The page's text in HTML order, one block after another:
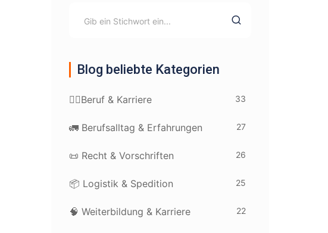
Blog beliebte Kategorien
👷‍♂️Beruf & Karriere 33
🚛 Berufsalltag & Erfahrungen 27
📜 Recht & Vorschriften 26
📦 Logistik & Spedition 25
🧠 Weiterbildung & Karriere 22